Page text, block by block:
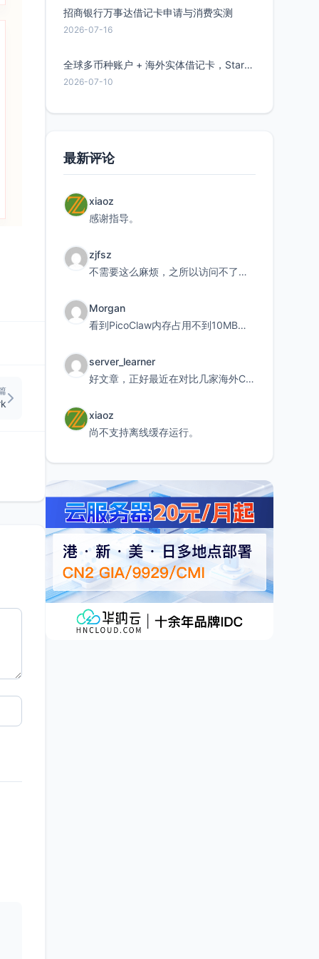
招商银行万事达借记卡申请与消费实测
2026-07-16
全球多币种账户 + 海外实体借记卡，Starryblu开户教程与注意事项
2026-07-10
最新评论
xiaoz
感谢指导。
zjfsz
不需要这么麻烦，之所以访问不了，是由于非对称路由的问题，在爱快主路由添加一条静态路由192.168.
Morgan
看到PicoClaw内存占用不到10MB这个数据真的很惊喜，确实很适合我这种想用旧设备折腾AI的小白
server_learner
好文章，正好最近在对比几家海外CDN。文中提到CF免费版不支持自定义回源端口和HOST这个痛点太真实
xiaoz
尚不支持离线缓存运行。